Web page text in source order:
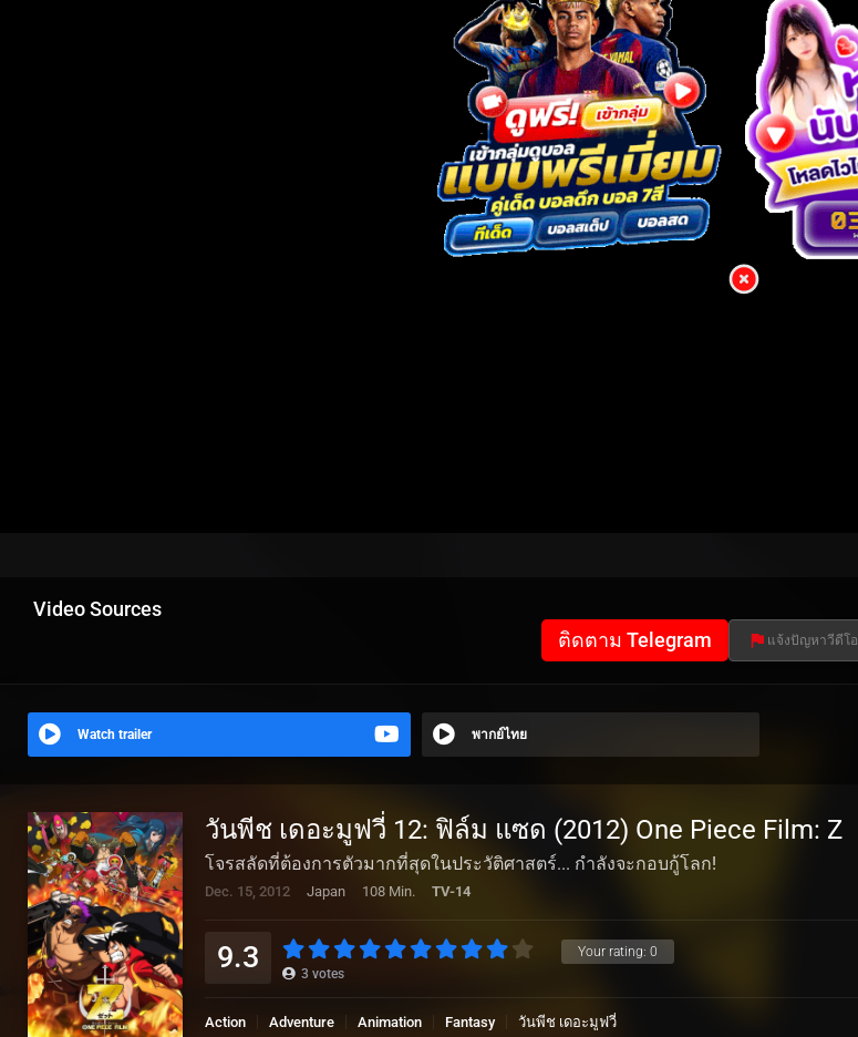
Video Sources
ติดตาม Telegram แจ้งปัญหาวีดีโอ
Watch trailer พากย์ไทย
วันพีช เดอะมูฟวี่ 12: ฟิล์ม แซด (2012) One Piece Film: Z
โจรสลัดที่ต้องการตัวมากที่สุดในประวัติศาสตร์... กำลังจะกอบกู้โลก!
Dec. 15, 2012 Japan 108 Min. TV-14
Your rating: 0
9.3 3 votes
Action Adventure Animation Fantasy วันพีช เดอะมูฟวี่